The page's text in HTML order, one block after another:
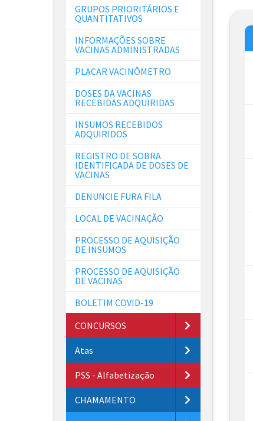
GRUPOS PRIORITÁRIOS E
QUANTITATIVOS
INFORMAÇÕES SOBRE
VACINAS ADMINISTRADAS
PLACAR VACINÔMETRO
DOSES DA VACINAS
RECEBIDAS ADQUIRIDAS
INSUMOS RECEBIDOS
ADQUIRIDOS
REGISTRO DE SOBRA
IDENTIFICADA DE DOSES DE
VACINAS
DENUNCIE FURA FILA
LOCAL DE VACINAÇÃO
PROCESSO DE AQUISIÇÃO
DE INSUMOS
PROCESSO DE AQUISIÇÃO
DE VACINAS
BOLETIM COVID-19
CONCURSOS
Atas
PSS - Alfabetização
CHAMAMENTO